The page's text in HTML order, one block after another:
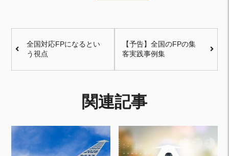
全国対応FPになるとい
う視点
【予告】全国のFPの集
客実践事例集
関連記事